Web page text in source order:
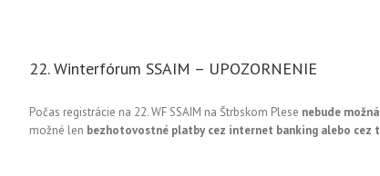
22. Winterfórum SSAIM – UPOZORNENIE
Počas registrácie na 22. WF SSAIM na Štrbskom Plese nebude
možné len bezhotovostné platby cez internet banking alebo cez